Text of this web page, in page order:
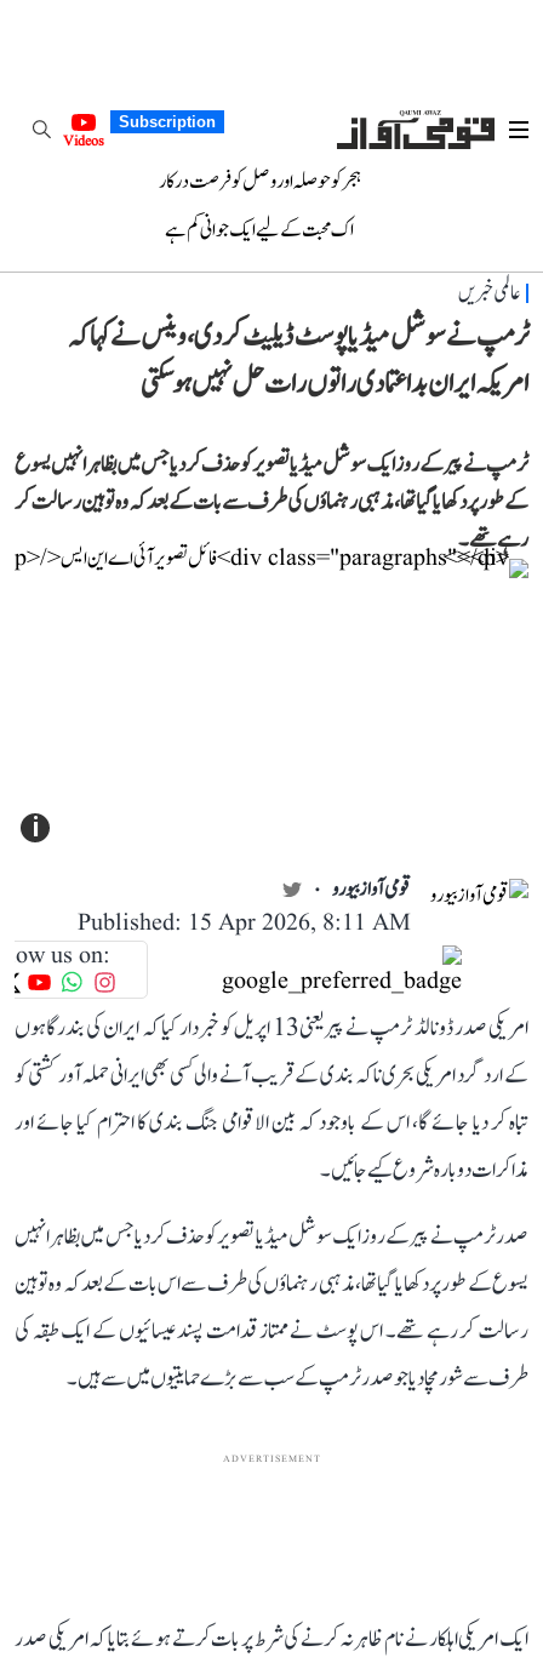
Subscription
Videos
ہجر کو حوصلہ اور وصل کو فرصت درکار
اک محبت کے لیے ایک جوانی کم ہے
عالمی خبریں
ٹرمپ نے سوشل میڈیا پوسٹ ڈیلیٹ کر دی، وینس نے کہا کہ
امریکہ ایران بداعتمادی راتوں رات حل نہیں ہو سکتی
ٹرمپ نے پیر کے روز ایک سوشل میڈیا تصویر کو حذف کر دیا جس میں بظاہر انہیں یسوع
کے طور پر دکھایا گیا تھا، مذہبی رہنماؤں کی طرف سے بات کے بعد کہ وہ توہین رسالت کر
رہے تھے۔
i
قومی آواز بیورو
Published: 15 Apr 2026, 8:11 AM
us on:
امریکی صدر ڈونالڈ ٹرمپ نے پیر یعنی13 اپریل کو خبردار کیا کہ ایران کی بندرگاہوں
کے ارد گرد امریکی بحری ناکہ بندی کے قریب آنے والی کسی بھی ایرانی حملہ آور کشتی کو
تباہ کر دیا جائے گا، اس کے باوجود کہ بین الاقوامی جنگ بندی کا احترام کیا جائے اور
مذاکرات دوبارہ شروع کیے جائیں۔
صدر ٹرمپ نے پیر کے روز ایک سوشل میڈیا تصویر کو حذف کر دیا جس میں بظاہر انہیں
یسوع کے طور پر دکھایا گیا تھا، مذہبی رہنماؤں کی طرف سے اس بات کے بعد کہ وہ توہین
رسالت کر رہے تھے۔ اس پوسٹ نے ممتاز قدامت پسند عیسائیوں کے ایک طبقہ کی
طرف سے شور مچا دیا جو صدر ٹرمپ کے سب سے بڑے حمایتیوں میں سے ہیں۔
ADVERTISEMENT
ایک امریکی اہلکار نے نام ظاہر نہ کرنے کی شرط پر بات کرتے ہوئے بتایا کہ امریکی صدر